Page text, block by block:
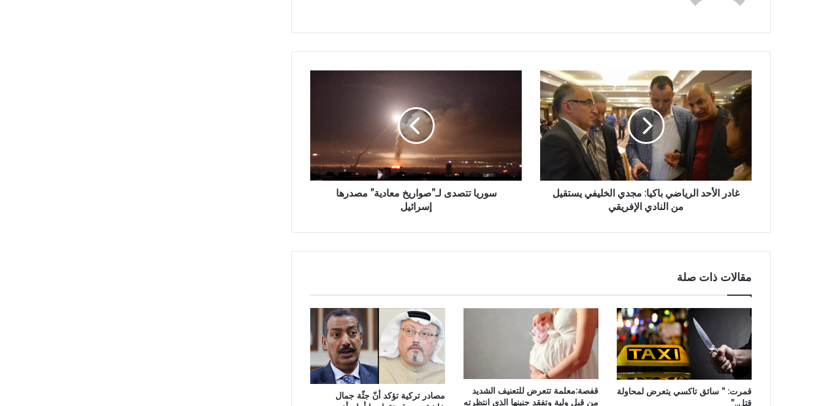
غادر الأحد الرياضي باكيا: مجدي الخليفي يستقيل
من النادي الإفريقي
سوريا تتصدى لـ”صواريخ معادية” مصدرها
إسرائيل
مقالات ذات صلة
قمرت: ” سائق تاكسي يتعرض لمحاولة
قتل..”
قفصة:معلمة تتعرض للتعنيف الشديد
من قبل ولية وتفقد جنينها الذي انتظرته
مصادر تركية تؤكد أنّ جثّة جمال